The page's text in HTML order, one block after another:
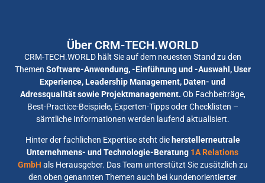
Über CRM-TECH.WORLD
CRM-TECH.WORLD hält Sie auf dem neuesten Stand zu den
Themen Software-Anwendung, -Einführung und -Auswahl, User
Experience, Leadership Management, Daten- und
Adressqualität sowie Projektmanagement. Ob Fachbeiträge,
Best-Practice-Beispiele, Experten-Tipps oder Checklisten –
sämtliche Informationen werden laufend aktualisiert.
Hinter der fachlichen Expertise steht die herstellerneutrale
Unternehmens- und Technologie-Beratung 1A Relations
GmbH als Herausgeber. Das Team unterstützt Sie zusätzlich zu
den oben genannten Themen auch bei kundenorientierter